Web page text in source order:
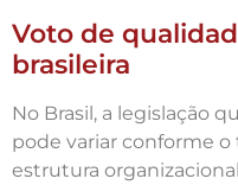
Voto de
brasileira
No Brasil, a legislação
pode variar conforme
estrutura